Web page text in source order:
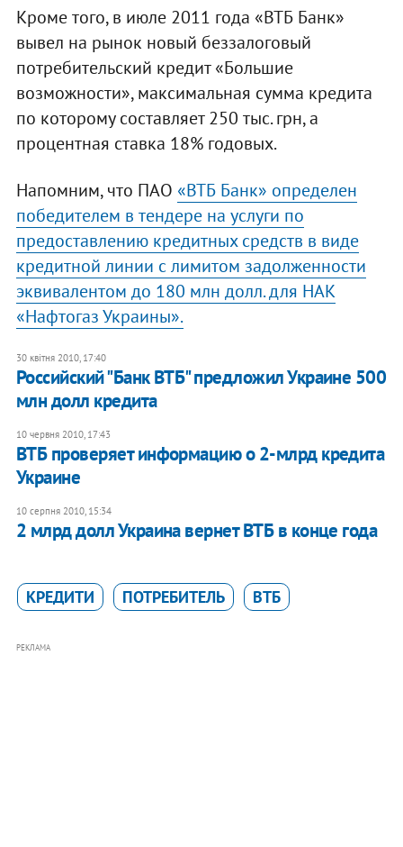
Кроме того, в июле 2011 года «ВТБ Банк»
вывел на рынок новый беззалоговый
потребительский кредит «Большие
возможности», максимальная сумма кредита
по которому составляет 250 тыс. грн, а
процентная ставка 18% годовых.
Напомним, что ПАО «ВТБ Банк» определен
победителем в тендере на услуги по
предоставлению кредитных средств в виде
кредитной линии с лимитом задолженности
эквивалентом до 180 млн долл. для НАК
«Нафтогаз Украины».
30 квітня 2010, 17:40
Российский "Банк ВТБ" предложил Украине 500
млн долл кредита
10 червня 2010, 17:43
ВТБ проверяет информацию о 2-млрд кредита
Украине
10 серпня 2010, 15:34
2 млрд долл Украина вернет ВТБ в конце года
КРЕДИТИ ПОТРЕБИТЕЛЬ ВТБ
РЕКЛАМА